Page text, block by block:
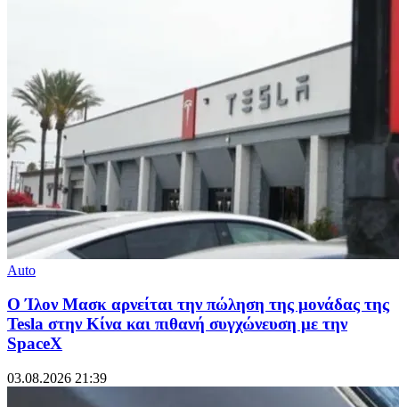
Auto
Ο Ίλον Μασκ αρνείται την πώληση της μονάδας της
Tesla στην Κίνα και πιθανή συγχώνευση με την
SpaceX
03.08.2026 21:39